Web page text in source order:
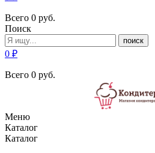
Всего 0 руб.
Поиск
поиск
0 ₽
Всего 0 руб.
Меню
Каталог
Каталог